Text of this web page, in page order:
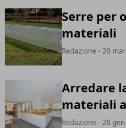
Serre per
materiali
Redazione - 20
Arredare
materiali
Redazione - 28